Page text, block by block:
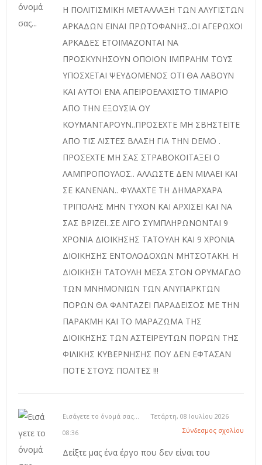
Η ΠΟΛΙΤΙΣΜΙΚΗ ΜΕΤΑΛΛΑΞΗ ΤΩΝ ΑΛΥΓΙΣΤΩΝ
ΑΡΚΑΔΩΝ ΕΙΝΑΙ ΠΡΩΤΟΦΑΝΗΣ..ΟΙ ΑΓΕΡΩΧΟΙ
ΑΡΚΑΔΕΣ ΕΤΟΙΜΑΖΟΝΤΑΙ ΝΑ
ΠΡΟΣΚΥΝΗΣΟΥΝ ΟΠΟΙΟΝ ΙΜΠΡΑΗΜ ΤΟΥΣ
ΥΠΟΣΧΕΤΑΙ ΨΕΥΔΟΜΕΝΟΣ ΟΤΙ ΘΑ ΛΑΒΟΥΝ
ΚΑΙ ΑΥΤΟΙ ΕΝΑ ΑΠΕΙΡΟΕΛΑΧΙΣΤΟ ΤΙΜΑΡΙΟ
ΑΠΟ ΤΗΝ ΕΞΟΥΣΙΑ ΟΥ
ΚΟΥΜΑΝΤΑΡΟΥΝ..ΠΡΟΣΕΧΤΕ ΜΗ ΣΒΗΣΤΕΙΤΕ
ΑΠΟ ΤΙΣ ΛΙΣΤΕΣ ΒΛΑΣΗ ΓΙΑ ΤΗΝ DEMO .
ΠΡΟΣΕΧΤΕ ΜΗ ΣΑΣ ΣΤΡΑΒΟΚΟΙΤΑΞΕΙ Ο
ΛΑΜΠΡΟΠΟΥΛΟΣ.. ΑΛΛΩΣΤΕ ΔΕΝ ΜΙΛΑΕΙ ΚΑΙ
ΣΕ ΚΑΝΕΝΑΝ.. ΦΥΛΑΧΤΕ ΤΗ ΔΗΜΑΡΧΑΡΑ
ΤΡΙΠΟΛΗΣ ΜΗΝ ΤΥΧΟΝ ΚΑΙ ΑΡΧΙΣΕΙ ΚΑΙ ΝΑ
ΣΑΣ ΒΡΙΖΕΙ..ΣΕ ΛΙΓΟ ΣΥΜΠΛΗΡΩΝΟΝΤΑΙ 9
ΧΡΟΝΙΑ ΔΙΟΙΚΗΣΗΣ ΤΑΤΟΥΛΗ ΚΑΙ 9 ΧΡΟΝΙΑ
ΔΙΟΙΚΗΣΗΣ ΕΝΤΟΛΟΔΟΧΩΝ ΜΗΤΣΟΤΑΚΗ. Η
ΔΙΟΙΚΗΣΗ ΤΑΤΟΥΛΗ ΜΕΣΑ ΣΤΟΝ ΟΡΥΜΑΓΔΟ
ΤΩΝ ΜΝΗΜΟΝΙΩΝ ΤΩΝ ΑΝΥΠΑΡΚΤΩΝ
ΠΟΡΩΝ ΘΑ ΦΑΝΤΑΖΕΙ ΠΑΡΑΔΕΙΣΟΣ ΜΕ ΤΗΝ
ΠΑΡΑΚΜΗ ΚΑΙ ΤΟ ΜΑΡΑΖΩΜΑ ΤΗΣ
ΔΙΟΙΚΗΣΗΣ ΤΩΝ ΑΣΤΕΙΡΕΥΤΩΝ ΠΟΡΩΝ ΤΗΣ
ΦΙΛΙΚΗΣ ΚΥΒΕΡΝΗΣΗΣ ΠΟΥ ΔΕΝ ΕΦΤΑΣΑΝ
ΠΟΤΕ ΣΤΟΥΣ ΠΟΛΙΤΕΣ !!!
Εισάγετε το όνομά σας...
Τετάρτη, 08 Ιουλίου 2026
08:36
Σύνδεσμος σχολίου
Δείξτε μας ένα έργο που δεν είναι του